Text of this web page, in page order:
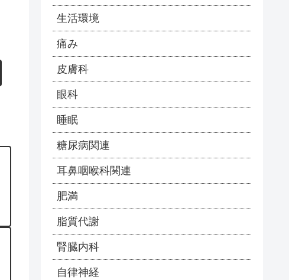
生活環境
痛み
皮膚科
眼科
睡眠
糖尿病関連
耳鼻咽喉科関連
肥満
脂質代謝
腎臓内科
自律神経